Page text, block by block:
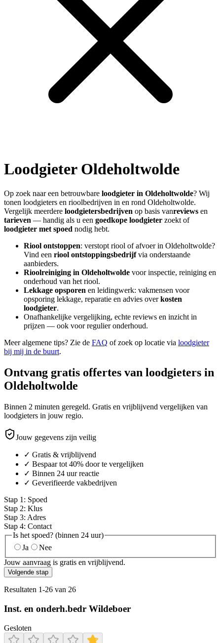
Loodgieter Oldeholtwolde
Op zoek naar een betrouwbare loodgieter in Oldeholtwolde? Wij
tonen loodgieters en rioolbedrijven in en rond Oldeholtwolde.
Vergelijk meerdere loodgietersbedrijven op basis vanreviews en
tarieven — handig als u een goedkope loodgieter zoekt of
loodgieter met spoed nodig hebt.
Riool ontstoppen: verstopt riool of afvoer in Oldeholtwolde?
Vind een riool ontstoppingsbedrijfvia onderstaande
aanbieders.
Rioolreiniging in Oldeholtwolde voor inspectie, reiniging en
onderhoud van het riool.
Lekkage opsporen en leidingwerk: vakmensen voor
opsporing lekkage, reparatie en advies overkosten
loodgieter.
Onafhankelijke vergelijking, echte reviews en inzicht in
prijzen — ook voor regulier onderhoud.
Meer algemene tips? Zie de FAQ of zoek op locatie via loodgieter
bij mij in de buurt.
Ontvang gratis offertes van loodgieters in
Oldeholtwolde
Binnen 2 minuten geregeld. Gratis en vrijblijvend vergelijken van
loodgieters in jouw regio.
Jouw gegevens zijn veilig
✓ Gratis & vrijblijvend
✓ Bespaar tot 40% door te vergelijken
✓ Binnen 24 uur reactie
✓ Geverifieerde vakbedrijven
Stap 1 : Spoed
Stap 2: Klus
Stap 3: Adres
Stap 4: Contact
Is het spoed? (binnen 24 uur)
Ja
Nee
Jouw aanvraag is gratis en vrijblijvend.
Volgende stap
Resultaten 1-26 van 26
Inst. en onderh.bedr Wildeboer
Gesloten